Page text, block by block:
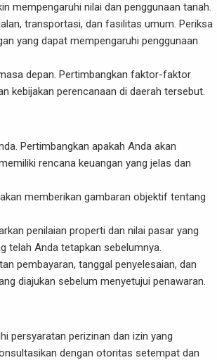
mempengaruhi nilai dan penggunaan tanah.
transportasi, dan fasilitas umum. Periksa
yang dapat mempengaruhi penggunaan
depan. Pertimbangkan faktor-faktor
kebijakan perencanaan di daerah tersebut.
Pertimbangkan apakah Anda akan
rencana keuangan yang jelas dan
memberikan gambaran objektif tentang
penilaian properti dan nilai pasar yang
telah Anda tetapkan sebelumnya.
pembayaran, tanggal penyelesaian, dan
diajukan sebelum menyetujui penawaran.
persyaratan perizinan dan izin yang
dengan otoritas setempat dan